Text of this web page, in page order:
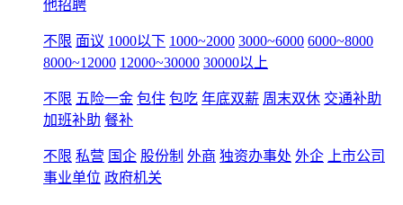
他招聘
不限 面议 1000以下 1000~2000 3000~6000 6000~8000
8000~12000 12000~30000 30000以上
不限 五险一金 包住 包吃 年底双薪 周末双休 交通补助
加班补助 餐补
不限 私营 国企 股份制 外商 独资办事处 外企
上市公司
事业单位 政府机关